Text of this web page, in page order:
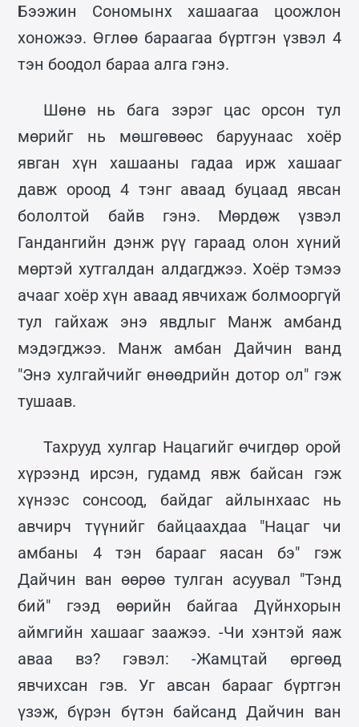
Бээжин Сономынх хашаагаа цоожлон
хоножээ. Өглөө бараагаа бүртгэн үзвэл 4
тэн боодол бараа алга гэнэ.
Шөнө нь бага зэрэг цас орсон тул
мөрийг нь мөшгөвөөс баруунаас хоёр
явган хүн хашааны гадаа ирж хашааг
давж ороод 4 тэнг аваад буцаад явсан
бололтой байв гэнэ. Мөрдөж үзвэл
Гандангийн дэнж рүү гараад олон хүний
мөртэй хутгалдан алдагджээ. Хоёр тэмээ
ачааг хоёр хүн аваад явчихаж болмооргүй
тул гайхаж энэ явдлыг Манж амбанд
мэдэгджээ. Манж амбан Дайчин ванд
"Энэ хулгайчийг өнөөдрийн дотор ол" гэж
тушаав.
Тахрууд хулгар Нацагийг өчигдөр орой
хүрээнд ирсэн, гудамд явж байсан гэж
хүнээс сонсоод, байдаг айлынхаас нь
авчирч түүнийг байцаахдаа "Нацаг чи
амбаны 4 тэн барааг яасан бэ" гэж
Дайчин ван өөрөө тулган асуувал "Тэнд
бий" гээд өөрийн байгаа Дүйнхорын
аймгийн хашааг заажээ. -Чи хэнтэй яаж
аваа вэ? гэвэл: -Жамцтай өргөөд
явчихсан гэв. Уг авсан барааг бүртгэн
үзэж, бүрэн бүтэн байсанд Дайчин ван